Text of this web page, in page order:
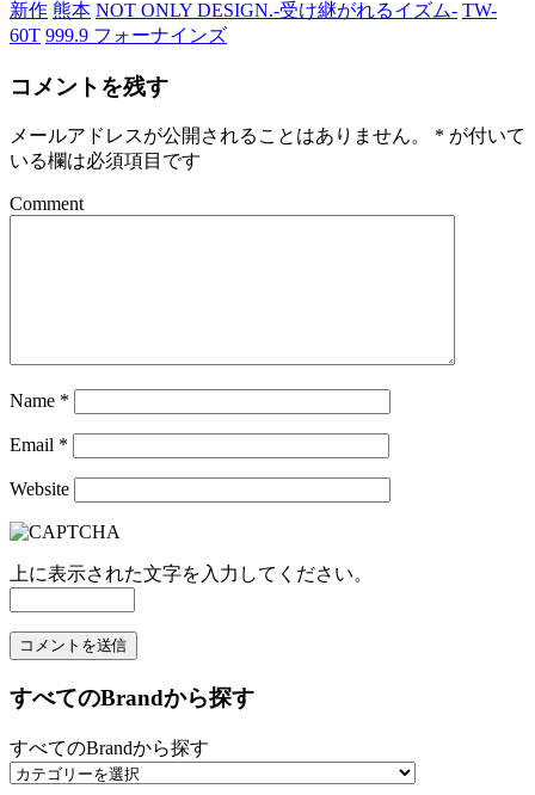
新作 熊本 NOT ONLY DESIGN.-受け継がれるイズム- TW-
60T 999.9 フォーナインズ
コメントを残す
メールアドレスが公開されることはありません。 * が付いて
いる欄は必須項目です
Comment
Name *
Email *
Website
上に表示された文字を入力してください。
すべてのBrandから探す
すべてのBrandから探す